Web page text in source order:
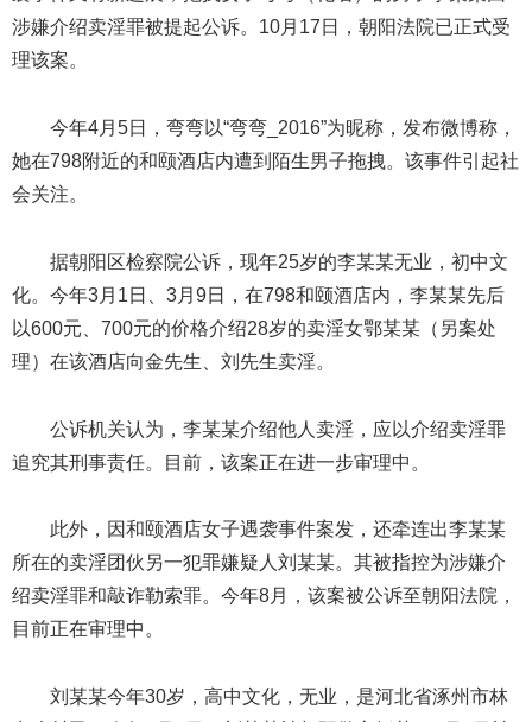
涉嫌介绍卖淫罪被提起公诉。10月17日，朝阳法院已正式受
理该案。
今年4月5日，弯弯以“弯弯_2016”为昵称，发布微博称，
她在798附近的和颐酒店内遭到陌生男子拖拽。该事件引起社
会关注。
据朝阳区检察院公诉，现年25岁的李某某无业，初中文
化。今年3月1日、3月9日，在798和颐酒店内，李某某先后
以600元、700元的价格介绍28岁的卖淫女鄂某某（另案处
理）在该酒店向金先生、刘先生卖淫。
公诉机关认为，李某某介绍他人卖淫，应以介绍卖淫罪
追究其刑事责任。目前，该案正在进一步审理中。
此外，因和颐酒店女子遇袭事件案发，还牵连出李某某
所在的卖淫团伙另一犯罪嫌疑人刘某某。其被指控为涉嫌介
绍卖淫罪和敲诈勒索罪。今年8月，该案被公诉至朝阳法院，
目前正在审理中。
刘某某今年30岁，高中文化，无业，是河北省涿州市林